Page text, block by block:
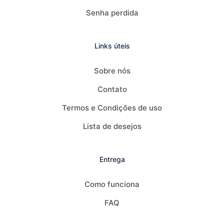
Senha perdida
Links úteis
Sobre nós
Contato
Termos e Condições de uso
Lista de desejos
Entrega
Como funciona
FAQ